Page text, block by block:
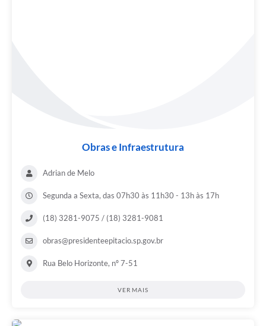
Obras e Infraestrutura
Adrian de Melo
Segunda a Sexta, das 07h30 às 11h30 - 13h às 17h
(18) 3281-9075 / (18) 3281-9081
obras@presidenteepitacio.sp.gov.br
Rua Belo Horizonte, nº 7-51
VER MAIS